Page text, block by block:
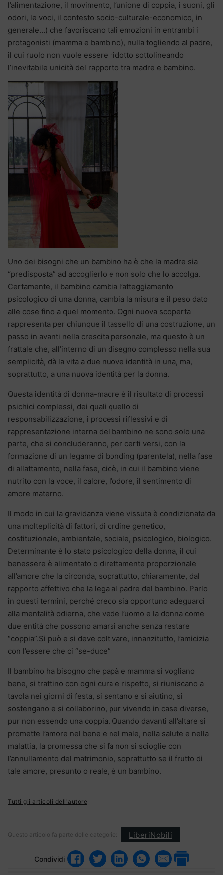
l’alimentazione, il movimento, l’unione di coppia, i suoni, gli
odori, le voci, il contesto socio-culturale-economico, in
generale…) che favoriscano tali emozioni in entrambi i
protagonisti (mamma e bambino), nulla togliendo al padre,
il cui ruolo non vuole essere ridotto sottolineando
l’inevitabile unicità del rapporto tra madre e bambino.
Uno dei bisogni che un bambino ha è che la madre sia
“predisposta” ad accoglierlo e non solo che lo accolga.
Certamente, il bambino cambia l’atteggiamento
psicologico di una donna, cambia la misura e il peso dato
alle cose fino a quel momento. Ogni nuova scoperta
rappresenta per chiunque il tassello di una costruzione, un
passo in avanti nella crescita personale, ma questo è un
frattale che, all’interno di un disegno complesso nella sua
semplicità, dà la vita a due nuove identità in una, ma,
soprattutto, a una nuova identità per la donna.
Questa identità di donna-madre è il risultato di processi
psichici complessi, dei quali quello di
responsabilizzazione, i processi riflessivi e di
rappresentazione interna del bambino ne sono solo una
parte, che si concluderanno, per certi versi, con la
formazione di un legame di bonding (parentela), nella fase
di allattamento, nella fase, cioè, in cui il bambino viene
nutrito con la voce, il calore, l’odore, il sentimento di
amore materno.
Il modo in cui la gravidanza viene vissuta è condizionata da
una molteplicità di fattori, di ordine genetico,
costituzionale, ambientale, sociale, psicologico, biologico.
Determinante è lo stato psicologico della donna, il cui
benessere è alimentato o direttamente proporzionale
all’amore che la circonda, soprattutto, chiaramente, dal
rapporto affettivo che la lega al padre del bambino. Parlo
in questi termini, perché credo sia opportuno adeguarci
alla mentalità odierna, che vede l’uomo e la donna come
due entità che possono amarsi anche senza restare
“coppia”.Si può e si deve coltivare, innanzitutto, l’amicizia
con l’essere che ci “se-duce”.
Il bambino ha bisogno che papà e mamma si vogliano
bene, si trattino con ogni cura e rispetto, si riuniscano a
tavola nei giorni di festa, si sentano e si aiutino, si
sostengano e si collaborino, pur vivendo in case diverse,
pur non essendo una coppia. Quando davanti all’altare si
promette l’amore nel bene e nel male, nella salute e nella
malattia, la promessa che si fa non si scioglie con
l’annullamento del matrimonio, soprattutto se il frutto di
tale amore, presunto o reale, è un bambino.
Tutti gli articoli dell'autore
Questo articolo fa parte delle categorie: LiberiNobili
Condividi